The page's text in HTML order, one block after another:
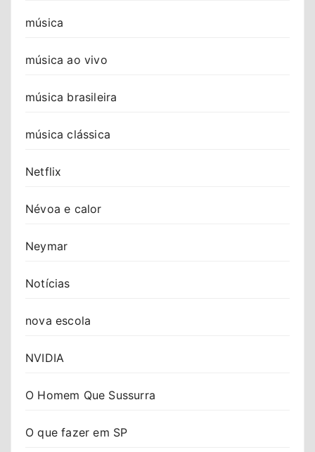
música
música ao vivo
música brasileira
música clássica
Netflix
Névoa e calor
Neymar
Notícias
nova escola
NVIDIA
O Homem Que Sussurra
O que fazer em SP